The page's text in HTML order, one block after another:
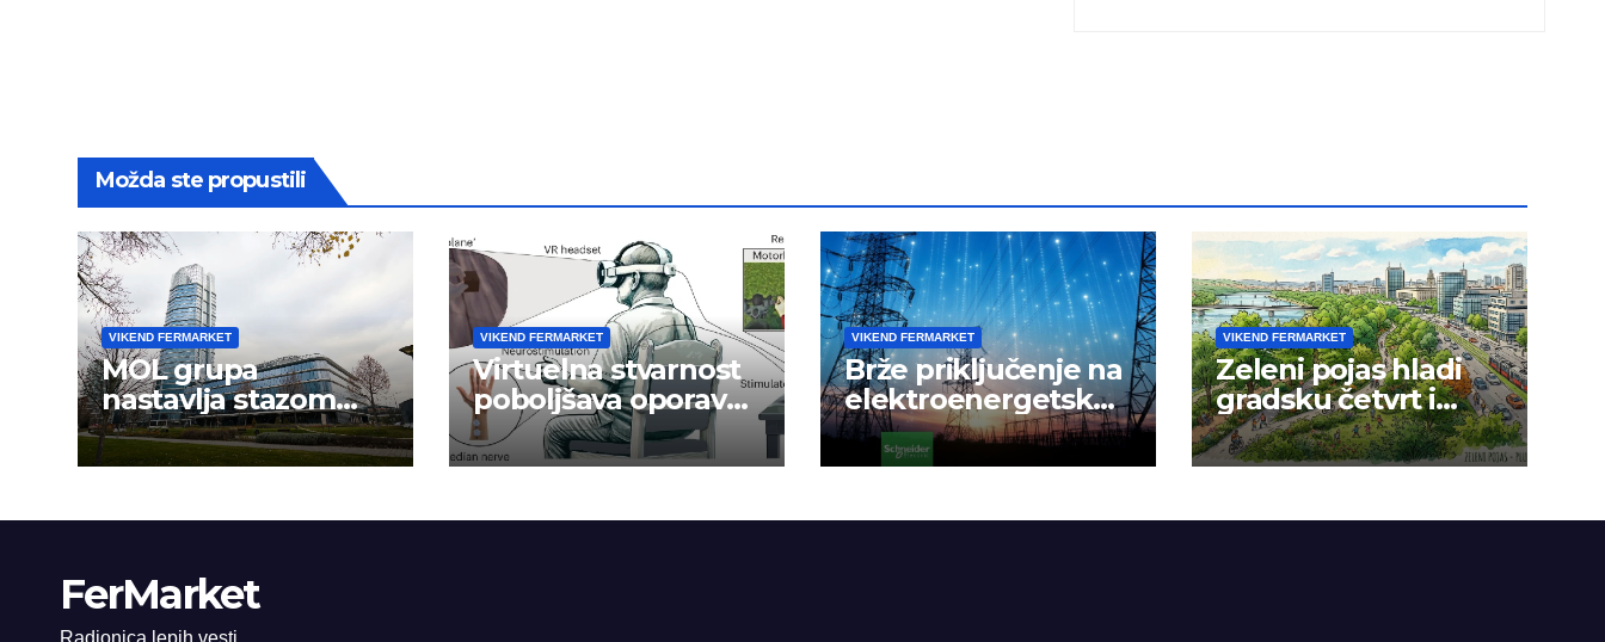
Možda ste propustili
VIKEND FERMARKET
MOL grupa
nastavlja stazom
uspeha
VIKEND FERMARKET
Virtuelna stvarnost
poboljšava oporavak
ruke nakon
moždanog udara
VIKEND FERMARKET
Brže priključenje na
elektroenergetsku
mrežu
VIKEND FERMARKET
Zeleni pojas hladi
gradsku četvrt i
okolinu
FerMarket
Radionica lepih vesti